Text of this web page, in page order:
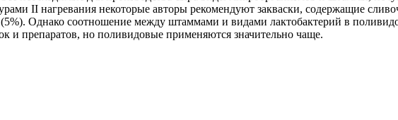
II нагревания некоторые авторы рекомендуют закваски, содержащие
Однако соотношение между штаммами и видами лактобактерий в
и препаратов, но поливидовые применяются значительно чаще.